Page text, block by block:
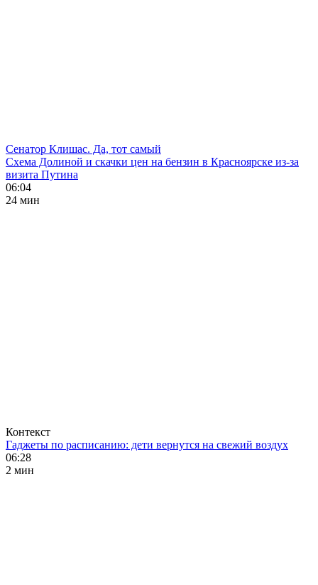
Сенатор Клишас. Да, тот самый
Схема Долиной и скачки цен на бензин в Красноярске из-за
визита Путина
06:04
24 мин
Контекст
Гаджеты по расписанию: дети вернутся на свежий воздух
06:28
2 мин